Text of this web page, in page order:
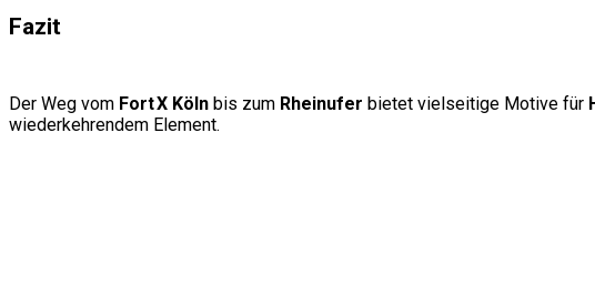
Fazit
Der Weg vom Fort X Köln bis zum Rheinufer bietet vielseitige Motive für
wiederkehrendem Element.